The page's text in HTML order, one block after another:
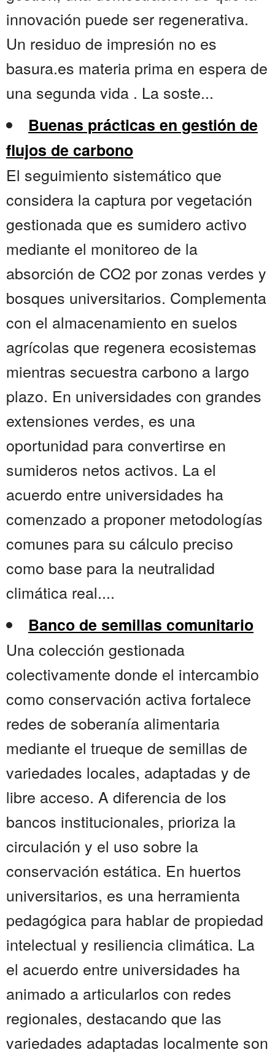
innovación puede ser regenerativa.
Un residuo de impresión no es
basura.es materia prima en espera de
una segunda vida . La soste...
Buenas prácticas en gestión de
flujos de carbono
El seguimiento sistemático que
considera la captura por vegetación
gestionada que es sumidero activo
mediante el monitoreo de la
absorción de CO2 por zonas verdes y
bosques universitarios. Complementa
con el almacenamiento en suelos
agrícolas que regenera ecosistemas
mientras secuestra carbono a largo
plazo. En universidades con grandes
extensiones verdes, es una
oportunidad para convertirse en
sumideros netos activos. La el
acuerdo entre universidades ha
comenzado a proponer metodologías
comunes para su cálculo preciso
como base para la neutralidad
climática real....
Banco de semillas comunitario
Una colección gestionada
colectivamente donde el intercambio
como conservación activa fortalece
redes de soberanía alimentaria
mediante el trueque de semillas de
variedades locales, adaptadas y de
libre acceso. A diferencia de los
bancos institucionales, prioriza la
circulación y el uso sobre la
conservación estática. En huertos
universitarios, es una herramienta
pedagógica para hablar de propiedad
intelectual y resiliencia climática. La
el acuerdo entre universidades ha
animado a articularlos con redes
regionales, destacando que las
variedades adaptadas localmente son